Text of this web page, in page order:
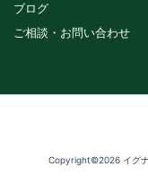
ブログ
ご相談・お問い合わせ
Copyright©2026 イグ